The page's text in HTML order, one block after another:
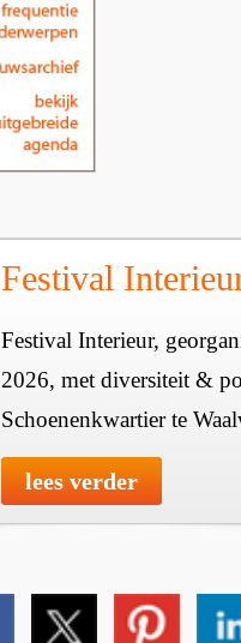
Festival
Festival Interieur,
2026, met diversiteit &
Schoenenkwartier te
lees verder